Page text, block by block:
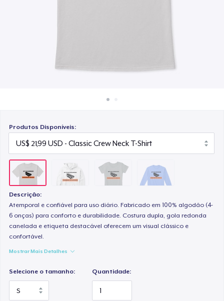
Produtos Disponíveis:
Descrição:
Atemporal e confiável para uso diário. Fabricado em 100% algodão (4-
6 onças) para conforto e durabilidade. Costura dupla, gola redonda
canelada e etiqueta destacável oferecem um visual clássico e
confortável.
Mostrar Mais Detalhes
Selecione o tamanho: Quantidade:
US$ 25,99